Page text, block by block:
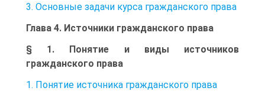
3. Основные задачи курса гражданского права
Глава 4. Источники гражданского права
§ 1. Понятие и виды источников
гражданского права
1. Понятие источника гражданского права